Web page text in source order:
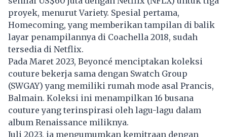
proyek, menurut Variety. Spesial pertama,
Homecoming, yang memberikan tampilan di balik
layar penampilannya di Coachella 2018, sudah
tersedia di Netflix.
Pada Maret 2023, Beyoncé menciptakan koleksi
couture bekerja sama dengan Swatch Group
(SWGAY) yang memiliki rumah mode asal Prancis,
Balmain. Koleksi ini menampilkan 16 busana
couture yang terinspirasi oleh lagu-lagu dalam
album Renaissance miliknya.
Juli 2023, ia mengumumkan kemitraan dengan